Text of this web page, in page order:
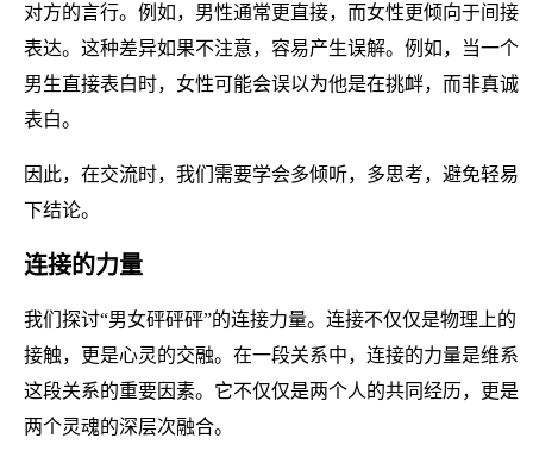
对方的言行。例如，男性通常更直接，而女性更倾向于间接
表达。这种差异如果不注意，容易产生误解。例如，当一个
男生直接表白时，女性可能会误以为他是在挑衅，而非真诚
表白。
因此，在交流时，我们需要学会多倾听，多思考，避免轻易
下结论。
连接的力量
我们探讨“男女砰砰砰”的连接力量。连接不仅仅是物理上的
接触，更是心灵的交融。在一段关系中，连接的力量是维系
这段关系的重要因素。它不仅仅是两个人的共同经历，更是
两个灵魂的深层次融合。